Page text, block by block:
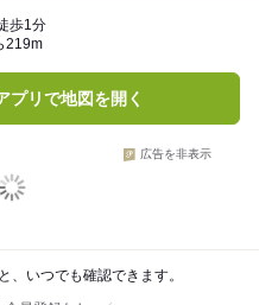
歩1分
219m
プリで地図を開く
広告を非表示
、いつでも確認できます。